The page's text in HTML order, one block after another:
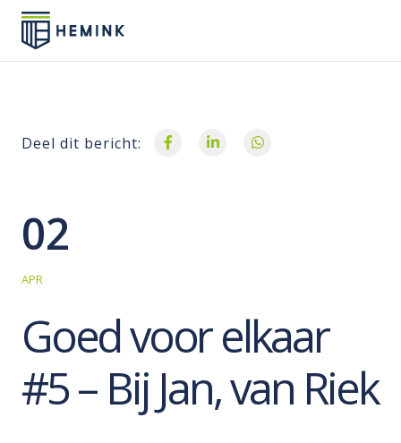
Deel dit bericht:
02
APR
Goed voor elkaar
#5 – Bij Jan, van Riek